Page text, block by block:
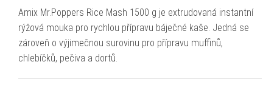
Amix Mr.Poppers Rice Mash 1500 g je extrudovaná instantní
rýžová mouka pro rychlou přípravu báječné kaše. Jedná se
zároveň o výjimečnou surovinu pro přípravu muffinů,
chlebíčků, pečiva a dortů.